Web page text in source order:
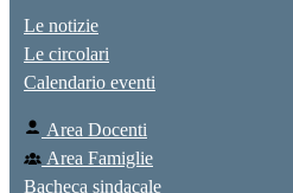
Le notizie
Le circolari
Calendario eventi
Area Docenti
Area Famiglie
Bacheca sindacale